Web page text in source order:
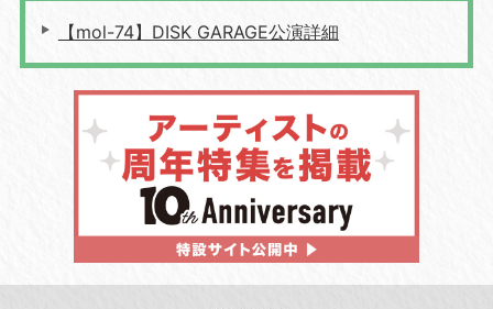
【mol-74】DISK GARAGE公演詳細